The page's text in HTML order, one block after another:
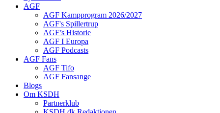
AGF
AGF Kampprogram 2026/2027
AGF's Spillertrup
AGF’s Historie
AGF I Europa
AGF Podcasts
AGF Fans
AGF Tifo
AGF Fansange
Blogs
Om KSDH
Partnerklub